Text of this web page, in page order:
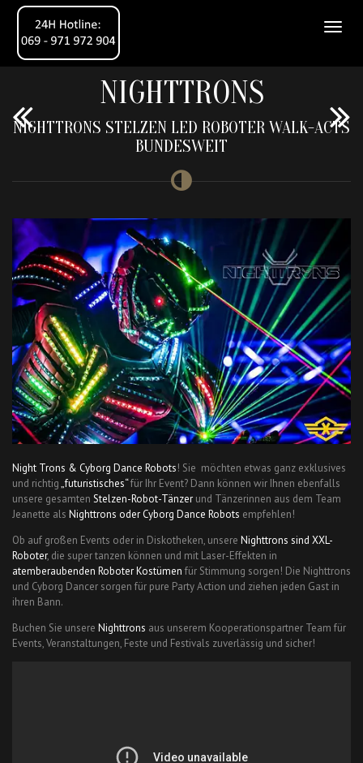
NIGHTTRONS
NIGHTTRONS STELZEN LED ROBOTER WALK-ACTS
BUNDESWEIT
Night Trons & Cyborg Dance Robots! Sie möchten etwas ganz exklusives
und richtig„futuristisches“für Ihr Event? Dann können wir Ihnen ebenfalls
unsere gesamten Stelzen-Robot-Tänzer und Tänzerinnen aus dem Team
Jeanette als Nighttrons oder Cyborg Dance Robots empfehlen!
Ob auf großen Events oder in Diskotheken, unsere Nighttrons sind XXL-
Roboter, die super tanzen können und mit Laser-Effekten in
atemberaubenden Roboter Kostümen für Stimmung sorgen! Die Nighttrons
und Cyborg Dancer sorgen für pure Party Action und ziehen jeden Gast in
ihren Bann.
Buchen Sie unsere Nighttrons aus unserem Kooperationspartner Team für
Events, Veranstaltungen, Feste und Festivals zuverlässig und sicher!